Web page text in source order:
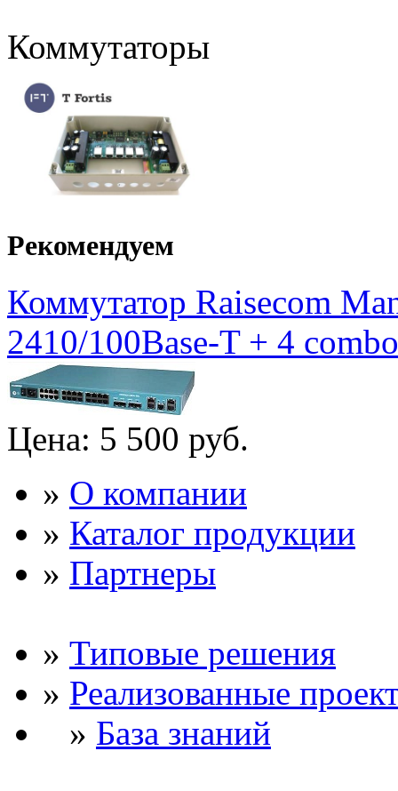
Коммутаторы
Рекомендуем
Коммутатор Raisecom
2410/100Base-T + 4
Цена: 5 500 руб.
» О компании
» Каталог продукции
» Партнеры
» Типовые решения
» Реализованные
» База знаний